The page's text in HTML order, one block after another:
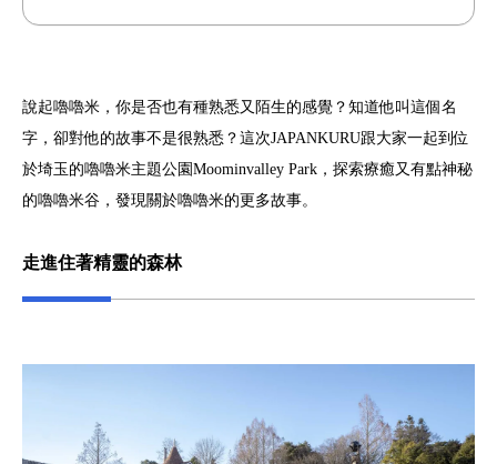
說起嚕嚕米，你是否也有種熟悉又陌生的感覺？知道他叫這個名
字，卻對他的故事不是很熟悉？這次JAPANKURU跟大家一起到位
於埼玉的嚕嚕米主題公園Moominvalley Park，探索療癒又有點神秘
的嚕嚕米谷，發現關於嚕嚕米的更多故事。
走進住著精靈的森林